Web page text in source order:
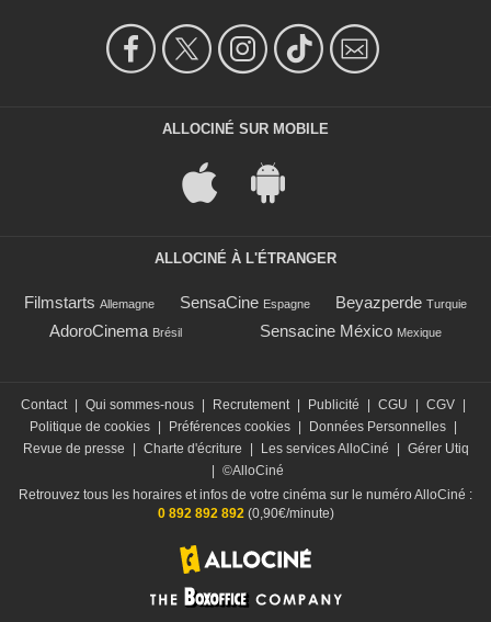
ALLOCINÉ SUR MOBILE
ALLOCINÉ À L'ÉTRANGER
Filmstarts Allemagne SensaCine Espagne Beyazperde Turquie
AdoroCinema Brésil Sensacine México Mexique
Contact | Qui sommes-nous | Recrutement | Publicité | CGU | CGV |
Politique de cookies | Préférences cookies | Données Personnelles |
Revue de presse
| Charte d'écriture | Les services AlloCiné | Gérer Utiq
| ©AlloCiné
Retrouvez tous les horaires et infos de votre cinéma sur le numéro AlloCiné :
0 892 892 892 (0,90€/minute)